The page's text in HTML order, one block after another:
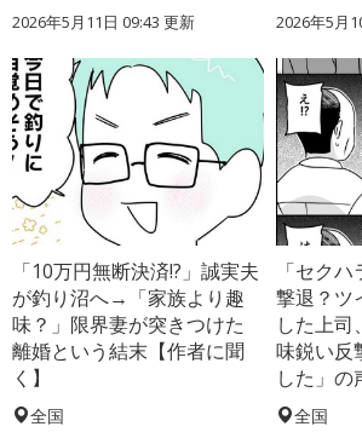
2026年5月11日 09:43 更新 2026年5月
「10万円無断決済!?」誠実夫
が釣り沼へ→「家族より趣
味？」限界妻が突きつけた
離婚という結末【作者に聞
く】
全国
「セク
撃退？ツ
した上司
味鋭い反
した」の
全国